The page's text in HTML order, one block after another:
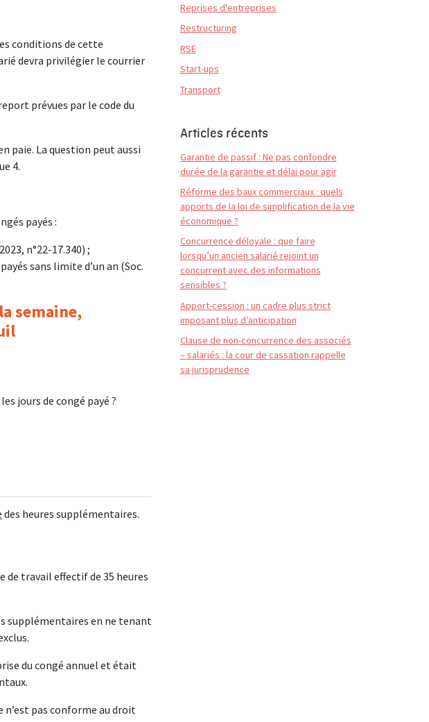
conditions de cette
devra privilégier le courrier
prévues par le code du
paie. La question peut aussi
4.
payés :
n°22-17.340) ;
sans limite d’un an (Soc.
semaine,
jours de congé payé ?
des heures supplémentaires.
de travail effectif de 35 heures
supplémentaires en ne tenant
du congé annuel et était
n’est pas conforme au droit
Reprises d'entreprises
Restructuring
RSE
Start-ups
Transport
Articles récents
Garantie de passif : Ne pas confondre
durée de la garantie et délai pour agir
Réforme des baux commerciaux : quels
apports de la loi de simplification de la vie
économique ?
Concurrence déloyale : que faire
lorsqu’un ancien salarié rejoint un
concurrent avec des informations
sensibles ?
Apport-cession : un cadre plus strict
imposant plus d’anticipation
Clause de non-concurrence des associés
– salariés : la cour de cassation rappelle
sa jurisprudence